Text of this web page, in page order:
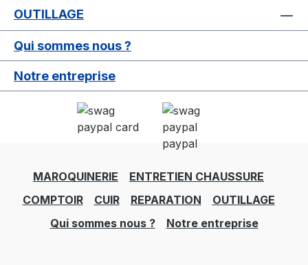
OUTILLAGE
Qui sommes nous ?
Notre entreprise
MAROQUINERIE
ENTRETIEN CHAUSSURE
COMPTOIR
CUIR REPARATION
OUTILLAGE
Qui sommes nous ?
Notre entreprise